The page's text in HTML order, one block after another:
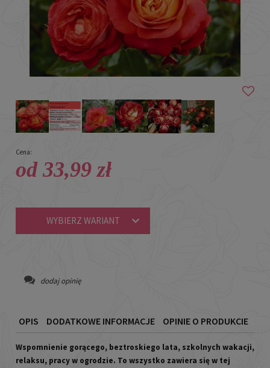
Cena:
od 33,99 zł
WYBIERZ WARIANT
dodaj opinię
OPIS DODATKOWE INFORMACJE OPINIE O PRODUKCIE
Wspomnienie gorącego, beztroskiego lata, szkolnych wakacji,
relaksu, pracy w ogrodzie. To wszystko zawiera się w tej